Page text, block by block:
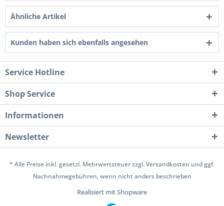
Ähnliche Artikel
Kunden haben sich ebenfalls angesehen
Service Hotline
Shop Service
Informationen
Newsletter
* Alle Preise inkl. gesetzl. Mehrwertsteuer zzgl.Versandkosten und ggf.
Nachnahmegebühren, wenn nicht anders beschrieben
Realisiert mit Shopware